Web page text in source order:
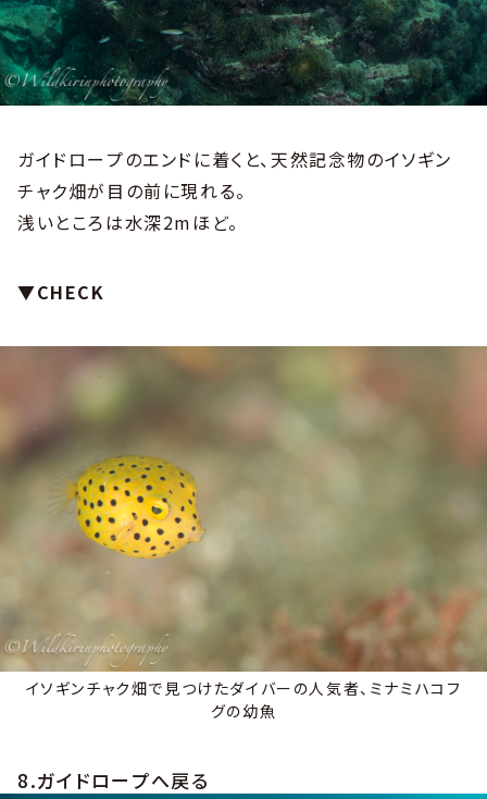
ガイドロープのエンドに着くと、天然記念物のイソギン
チャク畑が目の前に現れる。
浅いところは水深2mほど。
▼CHECK
イソギンチャク畑で見つけたダイバーの人気者、ミナミハコフ
グの幼魚
8.ガイドロープへ戻る